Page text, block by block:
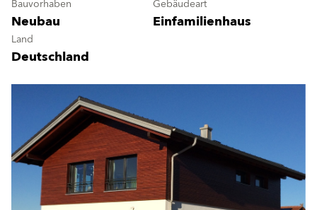
Bauvorhaben
Neubau
Gebäudeart
Einfamilienhaus
Land
Deutschland